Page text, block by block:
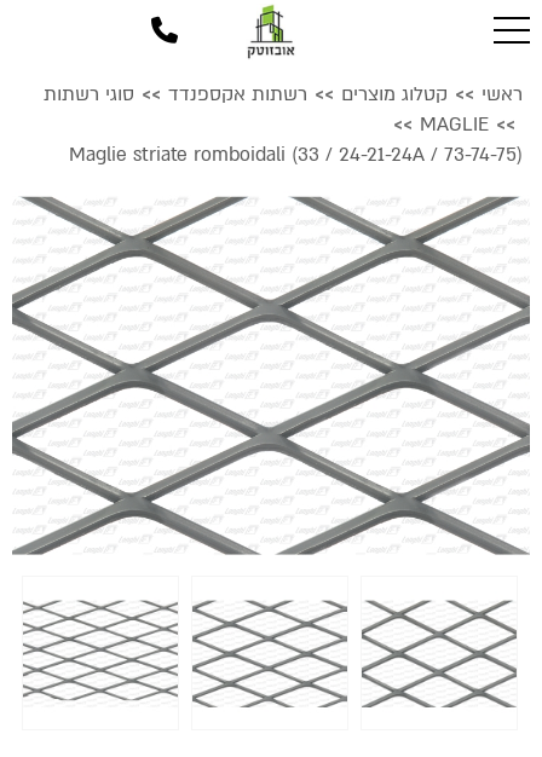
ראשי >> קטלוג מוצרים >> רשתות אקספנדד >> סוגי רשתות
>>
MAGLIE
>>
Maglie striate romboidali (33 / 24-21-24A / 73-74-75)